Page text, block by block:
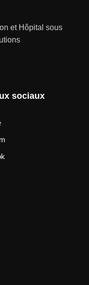
et Hôpital sous
sociaux